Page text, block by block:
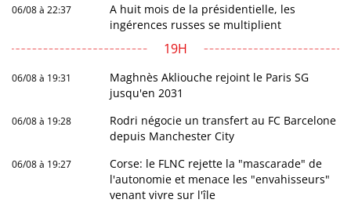
06/08 à 22:37
A huit mois de la présidentielle, les
ingérences russes se multiplient
19H
06/08 à 19:31
Maghnès Akliouche rejoint le Paris SG
jusqu'en 2031
06/08 à 19:28
Rodri négocie un transfert au FC Barcelone
depuis Manchester City
06/08 à 19:27
Corse: le FLNC rejette la "mascarade" de
l'autonomie et menace les "envahisseurs"
venant vivre sur l'île